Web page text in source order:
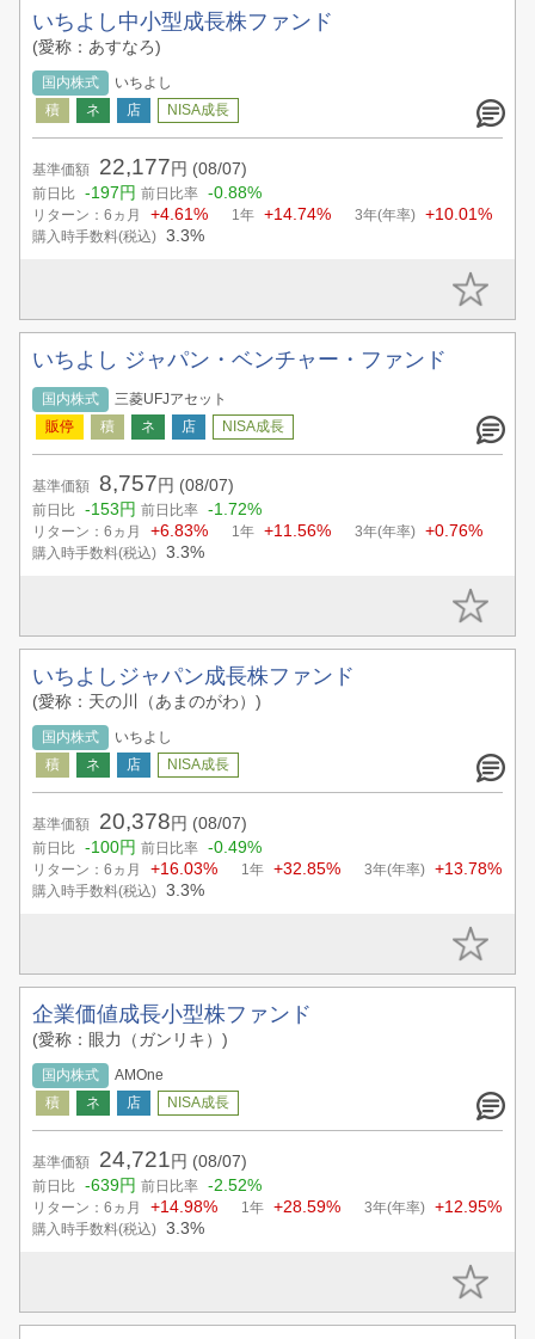
いちよし中小型成長株ファンド
(愛称：あすなろ)
国内株式 いちよし
基準価額 22,177 円 (08/07)
前日比 -197円 前日比率 -0.88%
リターン：6ヵ月 +4.61% 1年 +14.74% 3年(年率) +10.01%
購入時手数料(税込) 3.3%
いちよし ジャパン・ベンチャー・ファンド
国内株式 三菱UFJアセット
基準価額 8,757 円 (08/07)
前日比 -153円 前日比率 -1.72%
リターン：6ヵ月 +6.83% 1年 +11.56% 3年(年率) +0.76%
購入時手数料(税込) 3.3%
いちよしジャパン成長株ファンド
(愛称：天の川（あまのがわ）)
国内株式 いちよし
基準価額 20,378 円 (08/07)
前日比 -100円 前日比率 -0.49%
リターン：6ヵ月 +16.03% 1年 +32.85% 3年(年率) +13.78%
購入時手数料(税込) 3.3%
企業価値成長小型株ファンド
(愛称：眼力（ガンリキ）)
国内株式 AMOne
基準価額 24,721 円 (08/07)
前日比 -639円 前日比率 -2.52%
リターン：6ヵ月 +14.98% 1年 +28.59% 3年(年率) +12.95%
購入時手数料(税込) 3.3%